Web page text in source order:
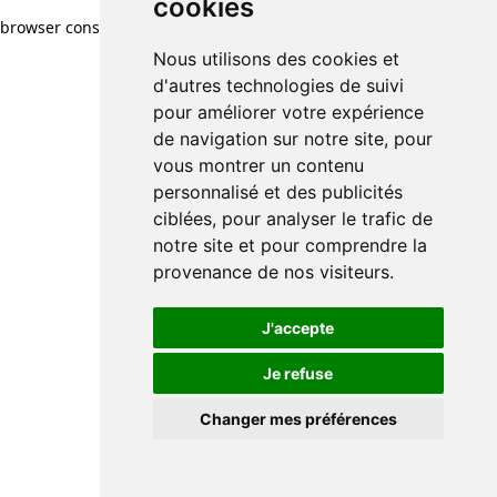
cookies
Nous utilisons des cookies et
d'autres technologies de suivi
pour améliorer votre expérience
de navigation sur notre site, pour
vous montrer un contenu
personnalisé et des publicités
ciblées, pour analyser le trafic de
notre site et pour comprendre la
provenance de nos visiteurs.
J'accepte
Je refuse
Changer mes préférences
browser console for more information)